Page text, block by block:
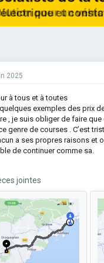
s
2025
à tous et à toutes
exemples des prix
, je suis obliger de faire
genre de courses . C’est
a ses propres raisons et
de continuer comme sa.
jointes